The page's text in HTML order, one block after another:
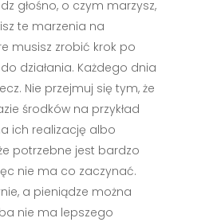
głośno, o czym marzysz,
te marzenia na
musisz zrobić krok po
działania. Każdego dnia
Nie przejmuj się tym, że
środków na przykład
ich realizację albo
potrzebne jest bardzo
nie ma co zaczynać.
a pieniądze można
nie ma lepszego